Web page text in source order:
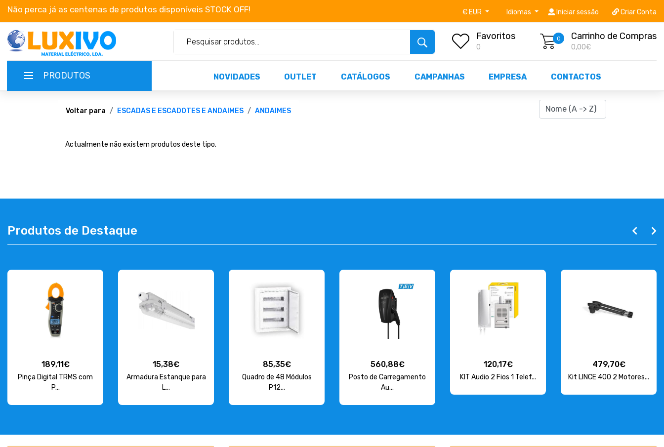
Não perca já as centenas de produtos disponíveis STOCK OFF! Não perca já as centenas de produtos disponíveis STOCK OFF! Não perca já as centenas de
€ EUR Idiomas Iniciar sessão Criar Conta
Favoritos
0
0 Carrinho de Compras
0,00€
PRODUTOS NOVIDADES OUTLET CATÁLOGOS CAMPANHAS EMPRESA CONTACTOS
CONTACTOS
Voltar para ESCADAS E ESCADOTES E ANDAIMES ANDAIMES
Actualmente não existem produtos deste tipo.
Produtos de Destaque
189,11€
Pinça Digital TRMS com
P...
15,38€
Armadura Estanque para
L...
85,35€
Quadro de 48 Módulos
P12...
560,88€
Posto de Carregamento
Au...
120,17€
KIT Audio 2 Fios 1 Telef...
479,70€
Kit LINCE 400 2 Motores...